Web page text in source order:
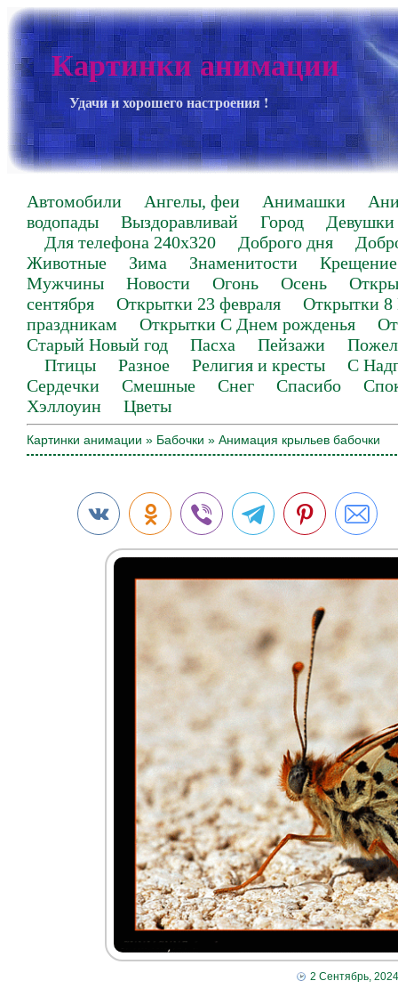
Картинки анимации
Удачи и хорошего настроения !
Автомобили Ангелы, феи Анимашки
водопады
Выздоравливай Город
Девушки
Для телефона 240х320
Доброго дня
Животные
Зима Знаменитости
Крещение
Мужчины
Новости Огонь Осень
сентября
Открытки 23 февраля
Открытки 8
праздникам
Открытки С Днем рожденья
Старый Новый год
Пасха Пейзажи
Птицы
Разное Религия и кресты
С
Сердечки
Смешные Снег Спасибо
Хэллоуин
Цветы
Картинки анимации » Бабочки » Анимация крыльев бабочки
2 Сентябрь, 2024